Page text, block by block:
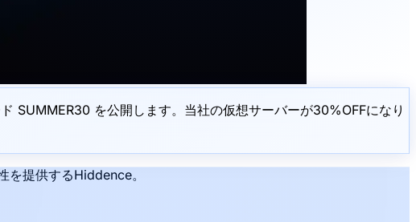
SUMMER30 を公開します。当社の仮想サーバーが30%OFFになり
を提供するHiddence。